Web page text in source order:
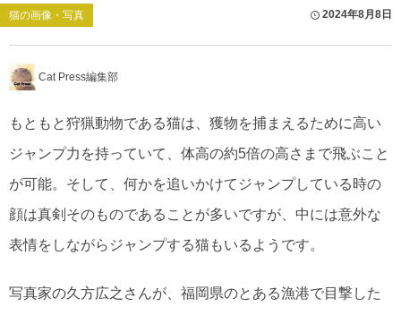
猫の画像・写真 2024年8月8日
Cat Press編集部
もともと狩猟動物である猫は、獲物を捕まえるために高い
ジャンプ力を持っていて、体高の約5倍の高さまで飛ぶこと
が可能。そして、何かを追いかけてジャンプしている時の
顔は真剣そのものであることが多いですが、中には意外な
表情をしながらジャンプする猫もいるようです。
写真家の久方広之さんが、福岡県のとある漁港で目撃した